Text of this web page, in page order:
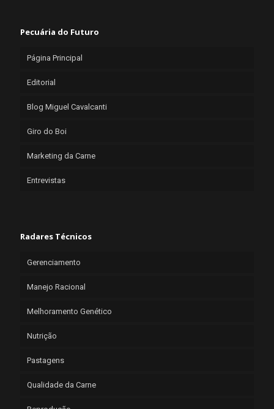
Pecuária do Futuro
Página Principal
Editorial
Blog Miguel Cavalcanti
Giro do Boi
Marketing da Carne
Entrevistas
Radares Técnicos
Gerenciamento
Manejo Racional
Melhoramento Genético
Nutrição
Pastagens
Qualidade da Carne